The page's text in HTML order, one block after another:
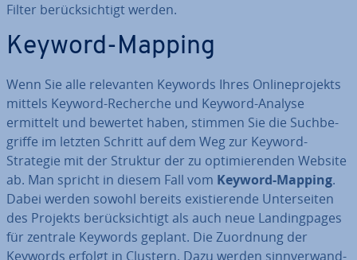
Filter be­rück­sich­tigt werden.
Keyword-Mapping
Wenn Sie alle re­le­van­ten Keywords Ihres On­line­pro­jekts
mittels Keyword-Recherche und Keyword-Analyse
ermittelt und bewertet haben, stimmen Sie die Such­be­
grif­fe im letzten Schritt auf dem Weg zur Keyword-
Strategie mit der Struktur der zu op­ti­mie­ren­den Website
ab. Man spricht in diesem Fall vom Keyword-Mapping.
Dabei werden sowohl bereits exis­tie­ren­de Un­ter­sei­ten
des Projekts be­rück­sich­tigt als auch neue Landing­pa­ges
für zentrale Keywords geplant. Die Zuordnung der
Keywords erfolgt in Clustern. Dazu werden sinn­ver­wand­